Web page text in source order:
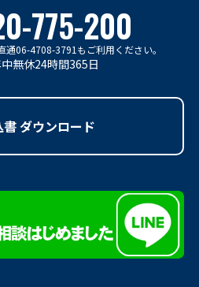
775-200
通06-4708-3791もご利用ください。
無休24時間365日
書 ダウンロード